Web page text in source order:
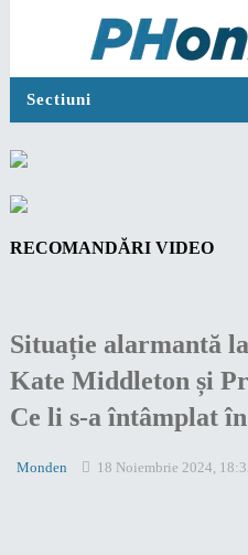
Sectiuni
RECOMANDĂRI VIDEO
Situație alarmantă
Kate Middleton și
Ce li s-a întâmplat
Monden 18 Noiembrie 2024,